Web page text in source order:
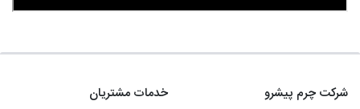
شرکت چرم پیشرو خدمات مشتریان